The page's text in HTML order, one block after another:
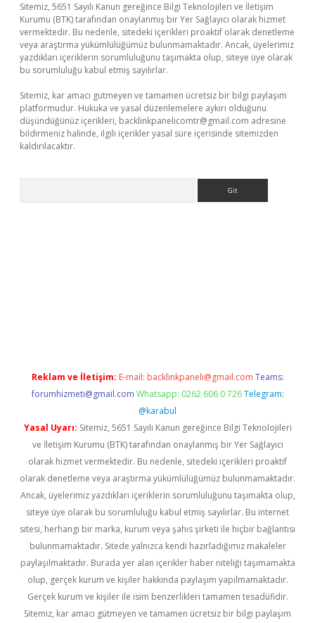
Sitemiz, 5651 Sayılı Kanun gereğince Bilgi Teknolojileri ve İletişim
Kurumu (BTK) tarafından onaylanmış bir Yer Sağlayıcı olarak hizmet
vermektedir. Bu nedenle, sitedeki içerikleri proaktif olarak denetleme
veya araştırma yükümlülüğümüz bulunmamaktadır. Ancak, üyelerimiz
yazdıkları içeriklerin sorumluluğunu taşımakta olup, siteye üye olarak
bu sorumluluğu kabul etmiş sayılırlar.
Sitemiz, kar amacı gütmeyen ve tamamen ücretsiz bir bilgi paylaşım
platformudur. Hukuka ve yasal düzenlemelere aykırı olduğunu
düşündüğünüz içerikleri, backlinkpanelicomtr@gmail.com adresine
bildirmeniz halinde, ilgili içerikler yasal süre içerisinde sitemizden
kaldırılacaktır.
Reklam ve İletişim: E-mail: backlinkpaneli@gmail.com Teams:
forumhizmeti@gmail.com Whatsapp: 0262 606 0 726 Telegram:
@karabul
Yasal Uyarı: Sitemiz, 5651 Sayılı Kanun gereğince Bilgi Teknolojileri
ve İletişim Kurumu (BTK) tarafından onaylanmış bir Yer Sağlayıcı
olarak hizmet vermektedir. Bu nedenle, sitedeki içerikleri proaktif
olarak denetleme veya araştırma yükümlülüğümüz bulunmamaktadır.
Ancak, üyelerimiz yazdıkları içeriklerin sorumluluğunu taşımakta olup,
siteye üye olarak bu sorumluluğu kabul etmiş sayılırlar. Bu internet
sitesi, herhangi bir marka, kurum veya şahıs şirketi ile hiçbir bağlantısı
bulunmamaktadır. Sitede yalnızca kendi hazırladığımız makaleler
paylaşılmaktadır. Burada yer alan içerikler haber niteliği taşımamakta
olup, gerçek kurum ve kişiler hakkında paylaşım yapılmamaktadır.
Gerçek kurum ve kişiler ile isim benzerlikleri tamamen tesadüfidir.
Sitemiz, kar amacı gütmeyen ve tamamen ücretsiz bir bilgi paylaşım